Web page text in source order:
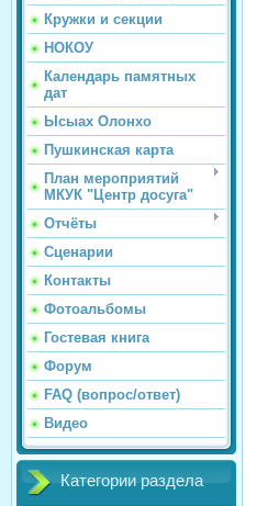
Кружки и секции
НОКОУ
Календарь памятных
дат
Ысыах Олонхо
Пушкинская карта
План мероприятий
МКУК "Центр досуга"
Отчёты
Сценарии
Контакты
Фотоальбомы
Гостевая книга
Форум
FAQ (вопрос/ответ)
Видео
Категории раздела